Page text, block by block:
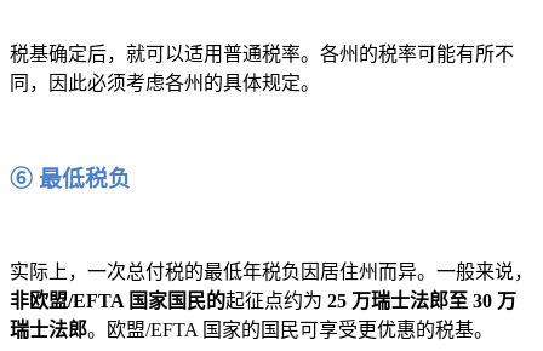
税基确定后，就可以适用普通税率。各州的税率可能有所不
同，因此必须考虑各州的具体规定。
⑥ 最低税负
实际上，一次总付税的最低年税负因居住州而异。一般来说，
非欧盟/EFTA 国家国民的起征点约为 25 万瑞士法郎至 30 万
瑞士法郎。欧盟/EFTA 国家的国民可享受更优惠的税基。